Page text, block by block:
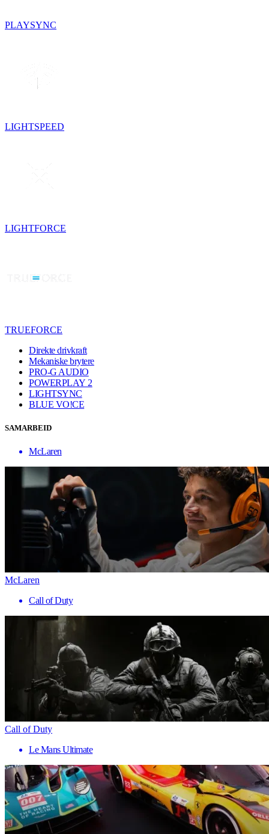
PLAYSYNC
LIGHTSPEED
LIGHTFORCE
TRUEFORCE
Direkte drivkraft
Mekaniske brytere
PRO-G AUDIO
POWERPLAY 2
LIGHTSYNC
BLUE VO!CE
SAMARBEID
McLaren
McLaren
Call of Duty
Call of Duty
Le Mans Ultimate